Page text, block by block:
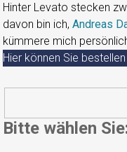
Hinter Levato stecken
davon bin ich, Andreas
kümmere mich
Hier können Sie bestellen
Bitte wählen